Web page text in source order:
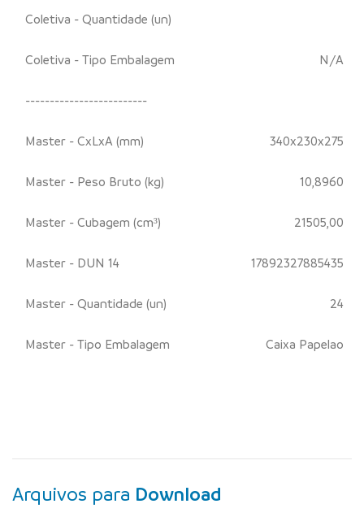
Coletiva - Quantidade (un)
Coletiva - Tipo Embalagem N/A
-------------------------
Master - CxLxA (mm) 340x230x275
Master - Peso Bruto (kg) 10,8960
Master - Cubagem (cm³) 21505,00
Master - DUN 14 17892327885435
Master - Quantidade (un) 24
Master - Tipo Embalagem Caixa Papelao
Arquivos para Download